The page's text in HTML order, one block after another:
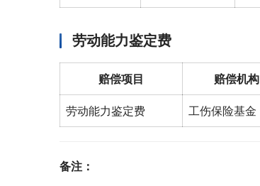
劳动能力鉴定费
赔偿项目 赔偿机构
劳动能力鉴定费 工伤保险基金
备注：